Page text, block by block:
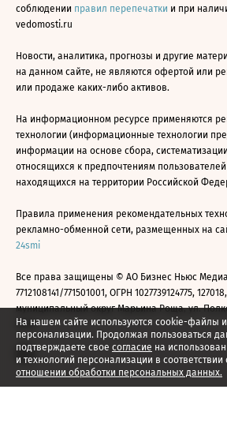
На нашем сайте используются cookie-файлы и
персонализации. Продолжая пользоваться
подтверждаете свое согласие на
и технологий персонализации в соответствии
отношении обработки персональных данных.
соблюдении правил перепечатки и при
vedomosti.ru
Новости, аналитика, прогнозы и другие
на данном сайте, не являются офертой или
или продаже каких-либо активов.
На информационном ресурсе применяются
технологии (информационные технологии
информации на основе сбора,
относящихся к предпочтениям
находящихся на территории Российской
Правила применения рекомендательных
рекламно-обменной сети, размещенных на
24smi
Все права защищены © АО Бизнес Ньюс
7712108141/771501001, ОГРН 1027739124775,
муниципальный округ Марьина Роща, ул.
2026